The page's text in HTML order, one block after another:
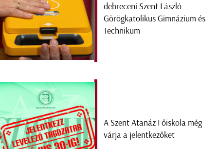
debreceni Szent László
Görögkatolikus Gimnázium és
Technikum
A Szent Atanáz Főiskola még
várja a jelentkezőket